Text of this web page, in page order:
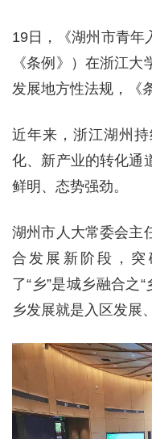
19日，《湖州市青年
《条例》）在浙江
发展地方性法规，《
近年来，浙江湖州
化、新产业的转化通
鲜明、态势强劲。
湖州市人大常委会主
合发展新阶段，突
了“乡”是城乡融合之“
乡发展就是入区发展